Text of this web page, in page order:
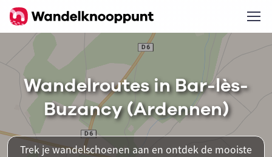
Wandelroutes in Bar-lès-
Buzancy (Ardennen)
Trek je wandelschoenen aan en ontdek de mooiste